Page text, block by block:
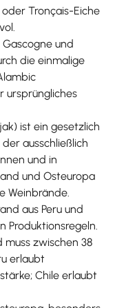
Tronçais-Eiche
und
die einmalige
ursprüngliches
ist ein gesetzlich
ausschließlich
und in
und Osteuropa
Weinbrände.
aus Peru und
Produktionsregeln.
muss zwischen 38
erlaubt
Chile erlaubt